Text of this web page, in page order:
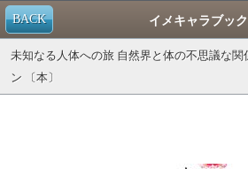
BACK イメキャラブック
未知なる人体への旅 自然界と体の不思議な関
ン 〔本〕